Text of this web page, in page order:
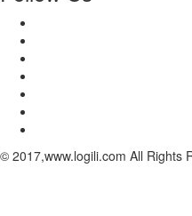
© 2017,www.logili.com All Rights